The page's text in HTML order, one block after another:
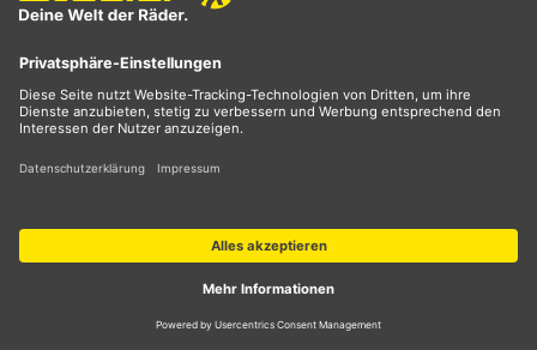
Zinsen: Einfach in 10
Raten!
(bei Online-Bestellung)
zum Bikeleasing